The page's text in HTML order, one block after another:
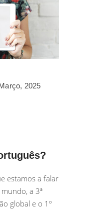
2025
estamos a falar
a 3ª
global e o 1º